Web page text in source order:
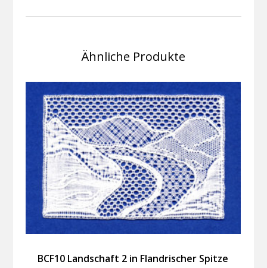
Ähnliche Produkte
BCF10 Landschaft 2 in Flandrischer Spitze